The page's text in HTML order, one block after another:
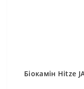
Біокамін Hitze